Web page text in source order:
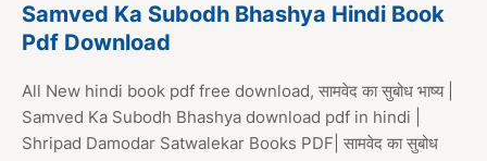
Samved Ka Subodh Bhashya Hindi Book
Pdf Download
All New hindi book pdf free download, सामवेद का सुबोध भाष्य |
Samved Ka Subodh Bhashya download pdf in hindi |
Shripad Damodar Satwalekar Books PDF| सामवेद का सुबोध